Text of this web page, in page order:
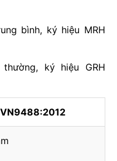
bình, ký hiệu MRH
ký hiệu GRH